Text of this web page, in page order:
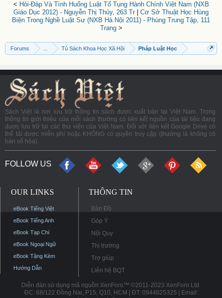
< Hỏi-Đáp Và Tình Huống Luật Tố Tụng Hành Chính Việt Nam (NXB
Giáo Dục 2012) - Nguyễn Thị Thủy, 263 Tr| Cơ Sở Thuật Học Hùng
Biện Trong Nghề Luật Sư (NXB Hà Nội 2011) - Phùng Trung Tập, 111
Trang>
Forums Tủ Sách Khoa Học Xã Hội Pháp Luật Học
Sách Việt là nơi lưu trữ thông tin sách được xuất bản tại Việt Nam. Trong
thông tin giới thiệu của mỗi sách thường có liên kết nguồn của tài liệu đang
được lưu trữ tại các thư viện của Việt Nam. Đối với liên kết Google Drive có
thể tải được miễn phí hoặc KHÔNG có quyền truy cập (thường là không có
bản số hóa).
FOLLOW US
OUR LINKS
eBook Tiếng Việt
eBook Tiếng Anh
eBook Tạp Chí
eBook Ngoại Ngữ
eBook Tặng Kèm
Hướng Dẫn
THÔNG TIN
Bản Đồ
Góp Ý
Nội Quy
Thị trường
Trợ giúp
Liên hệ BQT
Diễn đàn sử dụng mã nguồn XenForo™ ©2011-2023 XenForo Ltd.
ĐC: 68/122 Đồng Nai, P15, Q10, HCM | ĐT: 0944625325 | Email: